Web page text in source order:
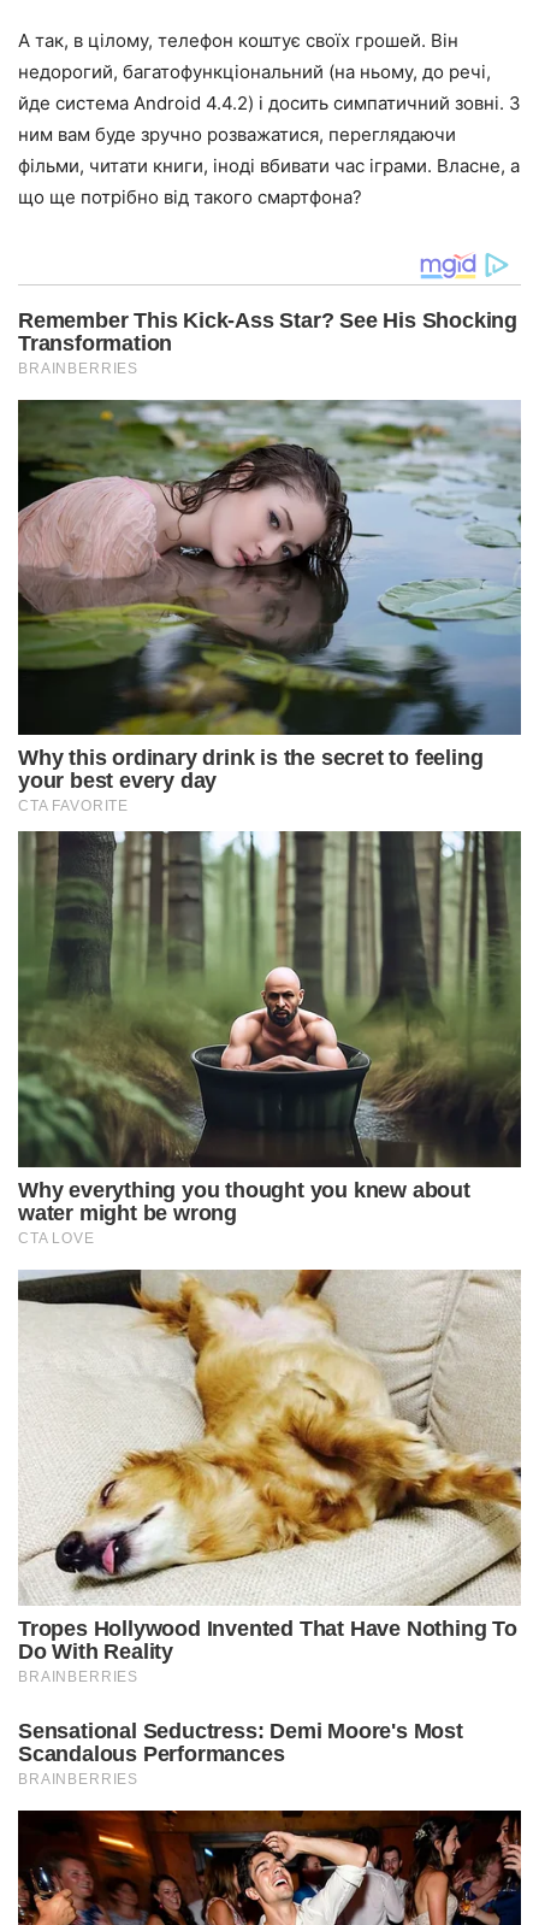
А так, в цілому, телефон коштує своїх грошей. Він
недорогий, багатофункціональний (на ньому, до речі,
йде система Android 4.4.2) і досить симпатичний зовні. З
ним вам буде зручно розважатися, переглядаючи
фільми, читати книги, іноді вбивати час іграми. Власне, а
що ще потрібно від такого смартфона?